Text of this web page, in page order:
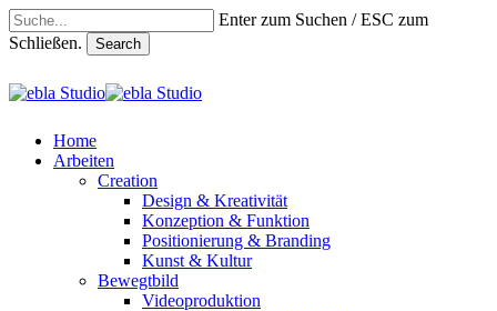
Skip
to
Enter zum Suchen / ESC zum
Schließen.
Search
Close
search
Menu
Home
Arbeiten
Creation
Design & Kreativität
Konzeption & Funktion
Positionierung & Branding
Kunst & Kultur
Bewegtbild
Videoproduktion